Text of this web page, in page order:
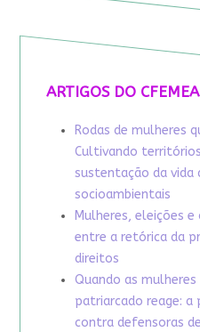
ARTIGOS DO CFEMEA
Rodas de mulheres
Cultivando
sustentação da vida
socioambientais
Mulheres, eleições
entre a retórica da
direitos
Quando as
patriarcado reage: a
contra defensoras